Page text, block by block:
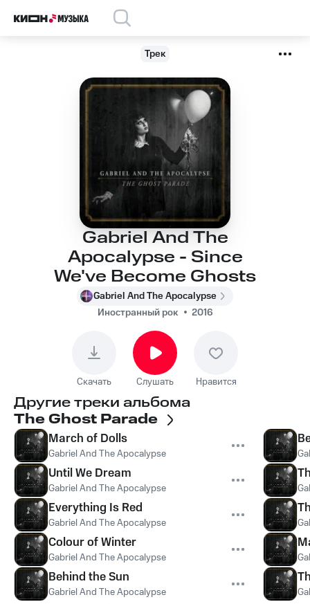
Трек
Gabriel And The
Apocalypse - Since
We've Become Ghosts
Gabriel And The Apocalypse
Иностранный рок
2016
Скачать Слушать Нравится
Другие треки альбома
The Ghost Parade
March of Dolls
Gabriel And The Apocalypse
Until We Dream
Gabriel And The Apocalypse
Everything Is Red
Gabriel And The Apocalypse
Colour of Winter
Gabriel And The Apocalypse
Behind the Sun
Gabriel And The Apocalypse